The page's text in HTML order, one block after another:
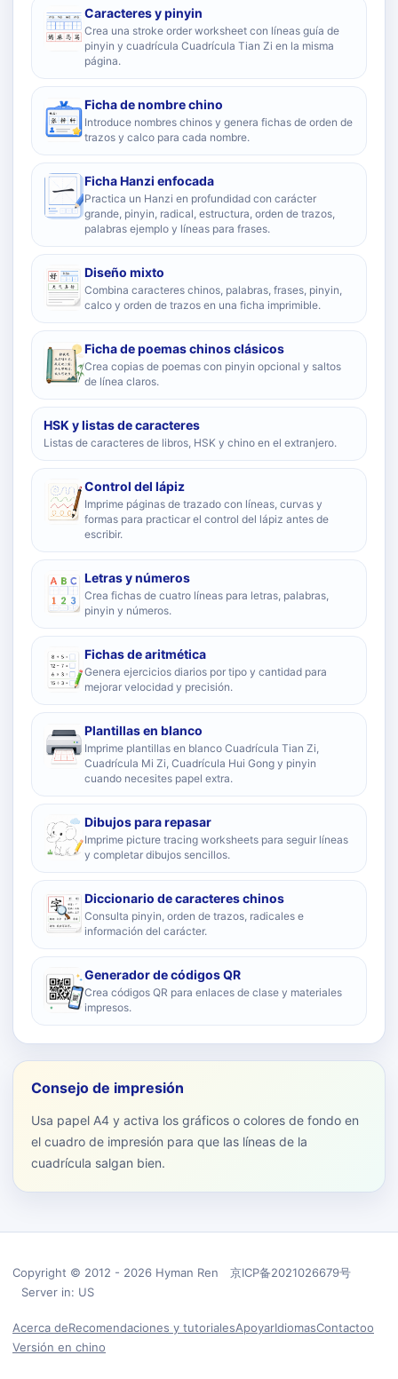
Caracteres y pinyin
Crea una stroke order worksheet con líneas guía de
pinyin y cuadrícula Cuadrícula Tian Zi en la misma
página.
Ficha de nombre chino
Introduce nombres chinos y genera fichas de orden de
trazos y calco para cada nombre.
Ficha Hanzi enfocada
Practica un Hanzi en profundidad con carácter
grande, pinyin, radical, estructura, orden de trazos,
palabras ejemplo y líneas para frases.
Diseño mixto
Combina caracteres chinos, palabras, frases, pinyin,
calco y orden de trazos en una ficha imprimible.
Ficha de poemas chinos clásicos
Crea copias de poemas con pinyin opcional y saltos
de línea claros.
HSK y listas de caracteres
Listas de caracteres de libros, HSK y chino en el extranjero.
Control del lápiz
Imprime páginas de trazado con líneas, curvas y
formas para practicar el control del lápiz antes de
escribir.
Letras y números
Crea fichas de cuatro líneas para letras, palabras,
pinyin y números.
Fichas de aritmética
Genera ejercicios diarios por tipo y cantidad para
mejorar velocidad y precisión.
Plantillas en blanco
Imprime plantillas en blanco Cuadrícula Tian Zi,
Cuadrícula Mi Zi, Cuadrícula Hui Gong y pinyin
cuando necesites papel extra.
Dibujos para repasar
Imprime picture tracing worksheets para seguir líneas
y completar dibujos sencillos.
Diccionario de caracteres chinos
Consulta pinyin, orden de trazos, radicales e
información del carácter.
Generador de códigos QR
Crea códigos QR para enlaces de clase y materiales
impresos.
Consejo de impresión
Usa papel A4 y activa los gráficos o colores de fondo en
el cuadro de impresión para que las líneas de la
cuadrícula salgan bien.
Copyright © 2012 - 2026 Hyman Ren 京ICP备2021026679号
Server in: US
Acerca deRecomendaciones y tutorialesApoyarIdiomasContactoo
Versión en chino